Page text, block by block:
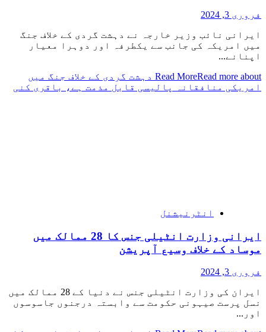
فروری 3, 2024
ایرانی نائب وزیر خارجہ نے دہشت گردی کے خلاف جنگ
میں امریکہ کی جانب سے یکطرفہ اور دوہرا معیار
اپنانے...
Read More Read more about دہشت گردی کے خلاف جنگ میں
امریکی منافقانہ پالیسی قابل مذمت ہے، باقری کنی
انٹرنیشنل
ایرانی وزارت انٹیلی جنس کا 28 ممالک میں
موساد کے خلاف وسیع آپریشن
فروری 3, 2024
ایران کی وزارت انٹیلی جنس نے دنیا کے 28 ممالک میں
نسل پرست صیہونی حکومت سے وابستہ درجنوں جاسوسوں
اور...